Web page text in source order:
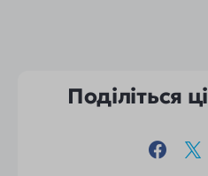
Поділіться